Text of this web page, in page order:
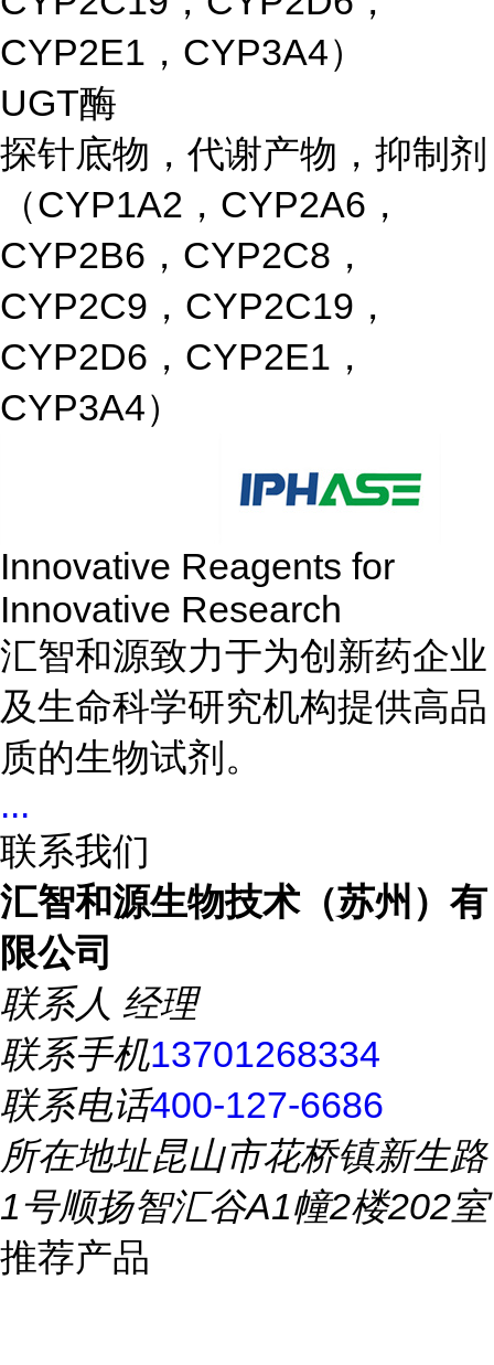
CYP2E1，CYP3A4）
UGT酶
探针底物，代谢产物，抑制剂
（CYP1A2，CYP2A6，
CYP2B6，CYP2C8，
CYP2C9，CYP2C19，
CYP2D6，CYP2E1，
CYP3A4）
Innovative Reagents for
Innovative Research
汇智和源致力于为创新药企业
及生命科学研究机构提供高品
质的生物试剂。
...
联系我们
汇智和源生物技术（苏州）有
限公司
联系人 经理
联系手机13701268334
联系电话400-127-6686
所在地址昆山市花桥镇新生路
1号顺扬智汇谷A1幢2楼202室
推荐产品